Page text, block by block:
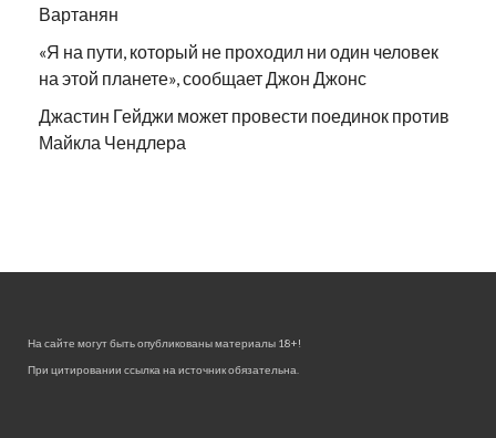
Вартанян
«Я на пути, который не проходил ни один человек
на этой планете», сообщает Джон Джонс
Джастин Гейджи может провести поединок против
Майкла Чендлера
На сайте могут быть опубликованы материалы 18+!
При цитировании ссылка на источник обязательна.